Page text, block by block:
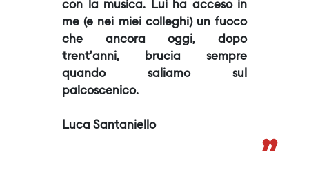
con la musica. Lui ha acceso in
me (e nei miei colleghi) un fuoco
che ancora oggi, dopo
trent’anni, brucia sempre
quando saliamo sul
palcoscenico.
Luca Santaniello
”